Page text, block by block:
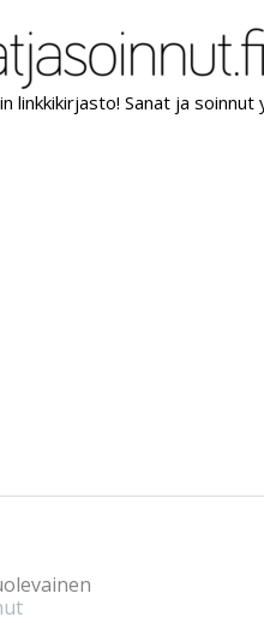
linkkikirjasto! Sanat ja